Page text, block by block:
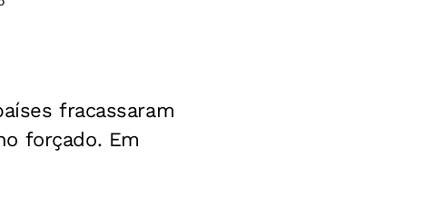
fracassaram
forçado. Em